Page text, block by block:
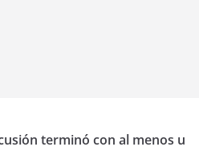
terminó con al menos u